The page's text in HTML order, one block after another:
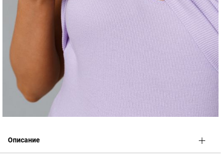
Описание